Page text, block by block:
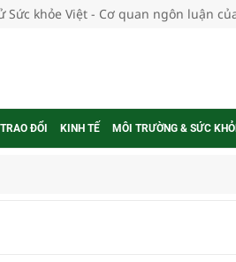
Sức khỏe Việt - Cơ quan ngôn luận
ĐỔI KINH TẾ MÔI TRƯỜNG & SỨC
nhiệt độ cao nhất 35 độ